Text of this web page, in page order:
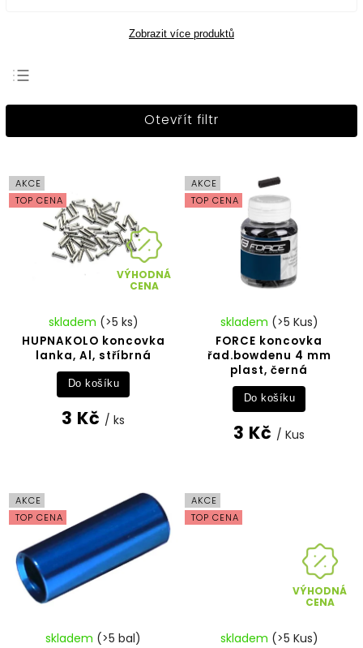
Zobrazit více produktů
Nejprodávanější
Abecedně
Otevřít filtr
AKCE
TOP CENA
VÝHODNÁ
CENA
HUPNAKOLO koncovka
lanka, Al, stříbrná
skladem (>5 ks)
3 Kč / ks
Do košíku
AKCE
TOP CENA
FORCE koncovka
řad.bowdenu 4 mm
plast, černá
skladem (>5 Kus)
3 Kč / Kus
Do košíku
AKCE
TOP CENA
skladem (>5 bal)
AKCE
TOP CENA
VÝHODNÁ
CENA
skladem (>5 Kus)